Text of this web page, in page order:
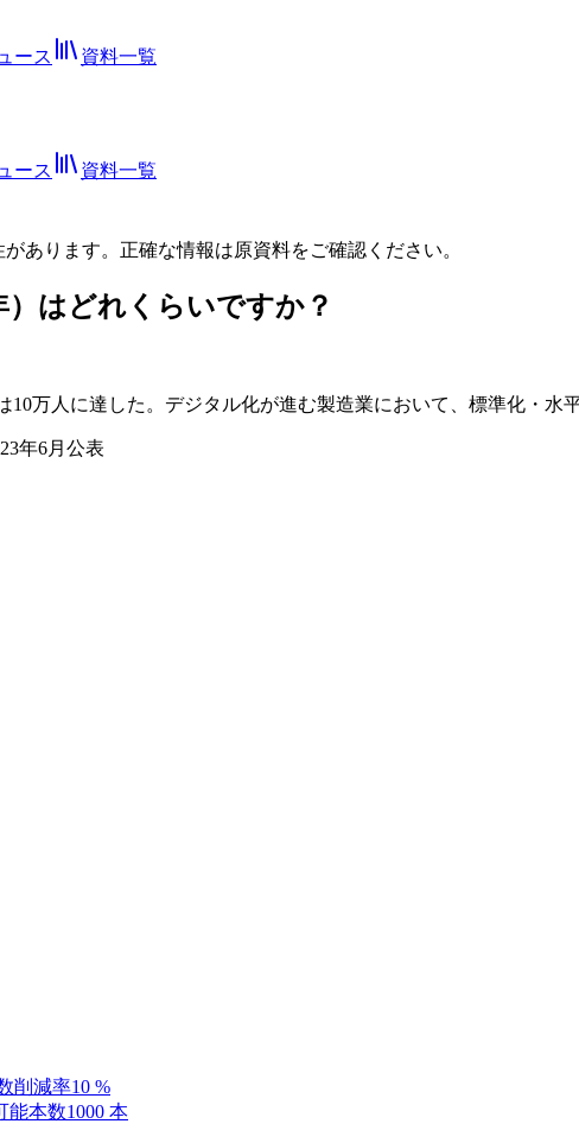
ース 資料一覧
ース
資料一覧
あります。正確な情報は原資料をご確認ください。
）はどれくらいですか？
万人に達した。デジタル化が進む製造業において、標準化・水
年6月公表
削減率10 %
能本数1000 本